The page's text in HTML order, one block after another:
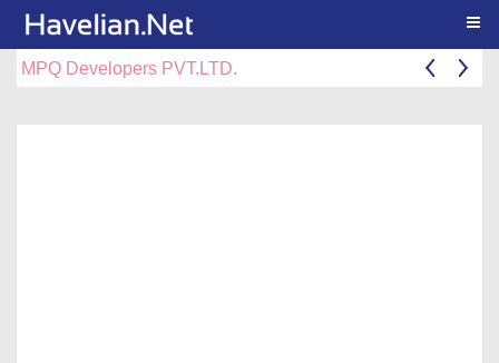
MPQ Developers PVT.LTD.